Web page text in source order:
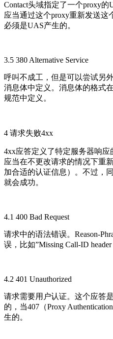
Contact头域指定了一个proxy
应当通过这个proxy重新发送这
必须是UAS产生的。
3.5 380 Alternative Service
呼叫不成工，但是可以尝试另
消息体中定义。消息体的格式
规范中定义。
4 请求失败4xx
4xx应答定义了特定服务器响
应当在不更改请求的情况下重
加合适的认证信息）。不过，
就会成功。
4.1 400 Bad Request
请求中的语法错误。Reason-
误，比如”Missing Call-ID header
4.2 401 Unauthorized
请求需要用户认证。这个应答
的，当407（Proxy
生的。